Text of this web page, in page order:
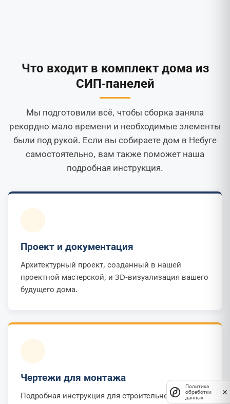
Что входит в комплект дома из
СИП-панелей
Мы подготовили всё, чтобы сборка заняла
рекордно мало времени и необходимые элементы
были под рукой. Если вы собираете дом в Небуге
самостоятельно, вам также поможет наша
подробная инструкция.
Проект и документация
Архитектурный проект, созданный в нашей
проектной мастерской, и 3D-визуализация вашего
будущего дома.
Чертежи для монтажа
Подробная инструкция для строительной бригады
Политика
обработки
данных